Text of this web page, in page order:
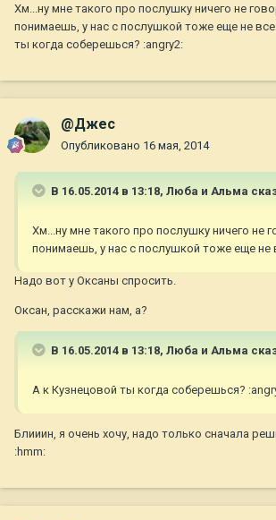
Хм...ну мне такого про послушку ничего не
понимаешь, у нас с послушкой тоже еще не
ты когда соберешься? :angry2:
@Джес
Опубликовано 16 мая, 2014
В 16.05.2014 в 13:18, Люба и Альма
Хм...ну мне такого про послушку ничего не
понимаешь, у нас с послушкой тоже еще не
Надо вот у Оксаны спросить.
Оксан, расскажи нам, а?
В 16.05.2014 в 13:18, Люба и Альма
А к Кузнецовой ты когда соберешься?
Блииин, я очень хочу, надо только сначала
:hmm: